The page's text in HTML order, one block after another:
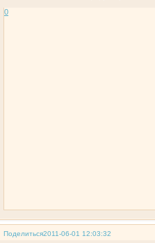
0
Поделиться2011-06-01 12:03:32